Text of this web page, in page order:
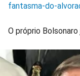
fantasma-do-
O próprio